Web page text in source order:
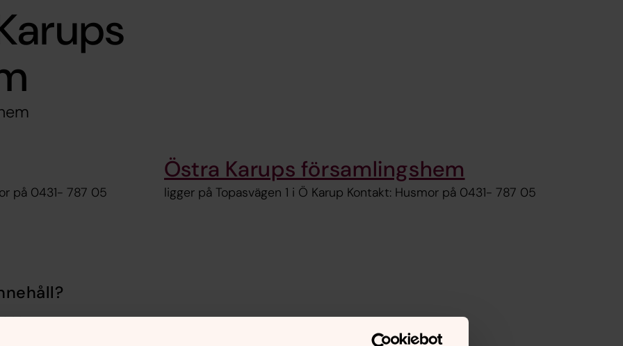
på 0431- 787 05
Östra Karups församlingshem
ligger på Topasvägen 1 i Ö Karup Kontakt: Husmor på 0431- 787 05